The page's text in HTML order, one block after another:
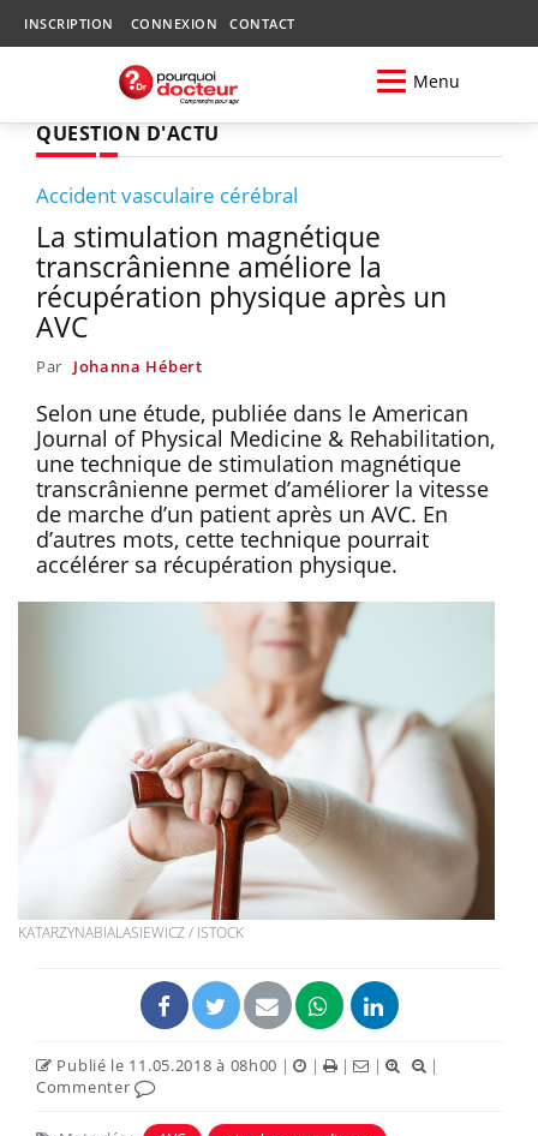
INSCRIPTION CONNEXION CONTACT
Menu
QUESTION D'ACTU
Accident vasculaire cérébral
La stimulation magnétique
transcrânienne améliore la
récupération physique après un
AVC
Par Johanna Hébert
Selon une étude, publiée dans le American
Journal of Physical Medicine & Rehabilitation,
une technique de stimulation magnétique
transcrânienne permet d’améliorer la vitesse
de marche d’un patient après un AVC. En
d’autres mots, cette technique pourrait
accélérer sa récupération physique.
KATARZYNABIALASIEWICZ / ISTOCK
Publié le 11.05.2018 à 08h00 | | | |
|
Commenter